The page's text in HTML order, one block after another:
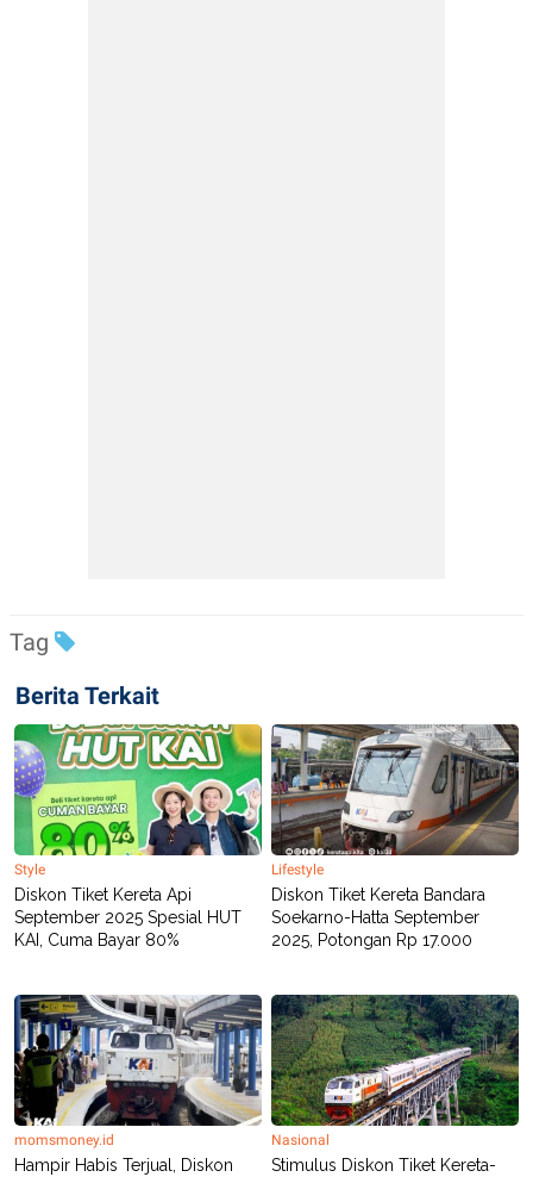
Tag
Berita Terkait
Style
Diskon Tiket Kereta Api
September 2025 Spesial HUT
KAI, Cuma Bayar 80%
Lifestyle
Diskon Tiket Kereta Bandara
Soekarno-Hatta September
2025, Potongan Rp 17.000
momsmoney.id
Hampir Habis Terjual, Diskon
Nasional
Stimulus Diskon Tiket Kereta-